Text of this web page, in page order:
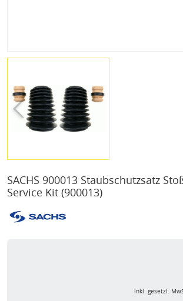
SACHS 900013 Staubschutzsatz
Service Kit (900013)
inkl. gesetzl.